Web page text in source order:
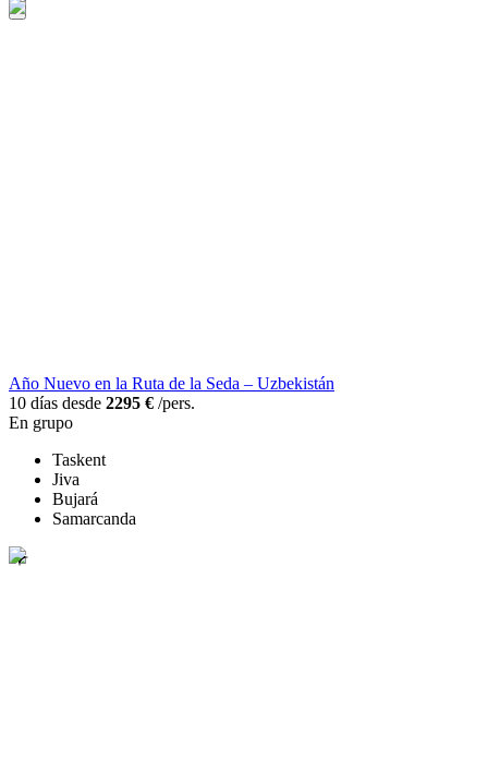
Año Nuevo en la Ruta de la Seda – Uzbekistán
10 días desde 2295 € /pers.
En grupo
Taskent
Jiva
Bujará
Samarcanda